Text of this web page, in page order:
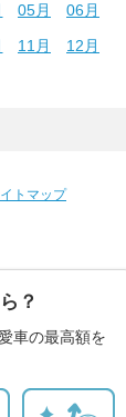
05月
06月
11月 12月
トマップ
？
車の最高額を